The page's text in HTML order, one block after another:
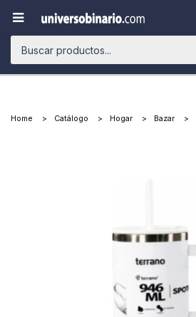

Home Catálogo Hogar Bazar